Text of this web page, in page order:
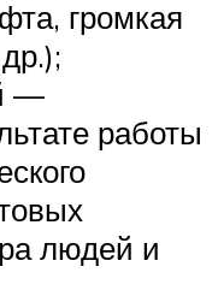
громкая
—
работы
людей и